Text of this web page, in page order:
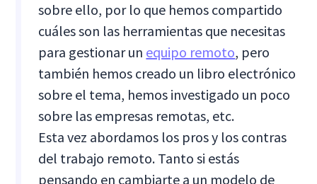
sobre ello, por lo que hemos compartido
cuáles son las herramientas que necesitas
para gestionar un equipo remoto, pero
también hemos creado un libro electrónico
sobre el tema, hemos investigado un poco
sobre las empresas remotas, etc.
Esta vez abordamos los pros y los contras
del trabajo remoto. Tanto si estás
pensando en cambiarte a un modelo de